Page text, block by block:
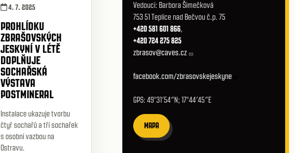
4. 7. 2025
PROHLÍDKU
ZBRAŠOVSKÝCH
JESKYNÍ V LÉTĚ
DOPLŇUJE
SOCHAŘSKÁ
VÝSTAVA
POSTMINERAL
Instalace ukazuje tvorbu
čtyř sochařů a tří sochařek
s osobní vazbou na
Ostravu.
Vedoucí: Barbora Šimečková
753 51 Teplice nad Bečvou č.p. 75
+420 581 601 866,
+420 724 275 825
zbrasov@caves.cz
facebook.com/zbrasovskejeskyne
GPS: 49°31′54″N; 17°44′45″E
MAPA